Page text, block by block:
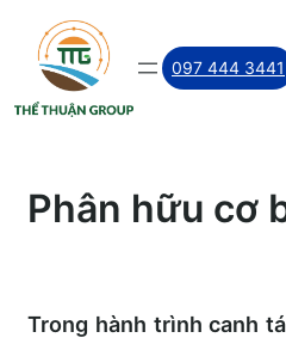
Skip
content
097 444 3441
Phân hữu cơ
Trong hành trình canh